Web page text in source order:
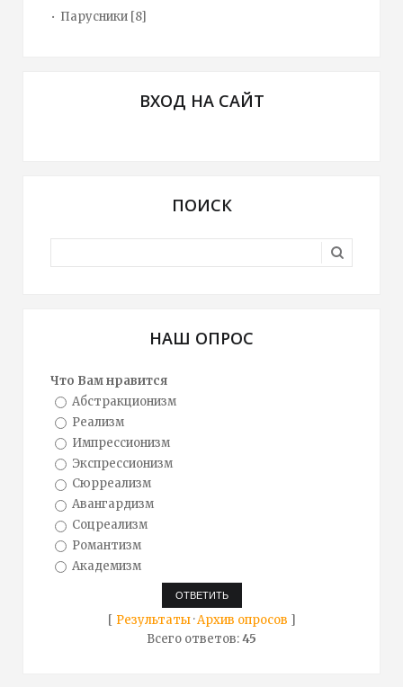
Парусники [8]
ВХОД НА САЙТ
ПОИСК
НАШ ОПРОС
Что Вам нравится
Абстракционизм
Реализм
Импрессионизм
Экспрессионизм
Сюрреализм
Авангардизм
Соцреализм
Романтизм
Академизм
[ Результаты·Архив опросов ]
Всего ответов:45